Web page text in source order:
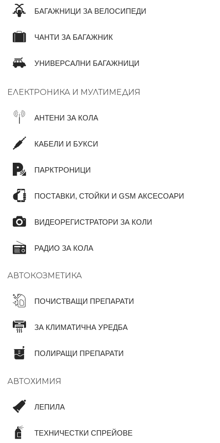
БАГАЖНИЦИ ЗА ВЕЛОСИПЕДИ
ЧАНТИ ЗА БАГАЖНИК
УНИВЕРСАЛНИ БАГАЖНИЦИ
ЕЛЕКТРОНИКА И МУЛТИМЕДИЯ
АНТЕНИ ЗА КОЛА
КАБЕЛИ И БУКСИ
ПАРКТРОНИЦИ
ПОСТАВКИ, СТОЙКИ И GSM АКСЕСОАРИ
ВИДЕОРЕГИСТРАТОРИ ЗА КОЛИ
РАДИО ЗА КОЛА
АВТОКОЗМЕТИКА
ПОЧИСТВАЩИ ПРЕПАРАТИ
ЗА КЛИМАТИЧНА УРЕДБА
ПОЛИРАЩИ ПРЕПАРАТИ
АВТОХИМИЯ
ЛЕПИЛА
ТЕХНИЧЕСТКИ СПРЕЙОВЕ